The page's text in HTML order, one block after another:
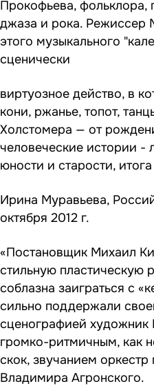
Прокофьева, фольклора,
джаза и рока. Режиссер
этого музыкального
сценически
виртуозное действо, в
кони, ржанье, топот,
Холстомера — от
человеческие истории -
юности и старости,
Ирина Муравьева,
октября 2012 г.
«Постановщик Михаил
стильную пластическую
соблазна заиграться с
сильно поддержали
сценографией художник
громко-ритмичным, как
скок, звучанием
Владимира Агронского.